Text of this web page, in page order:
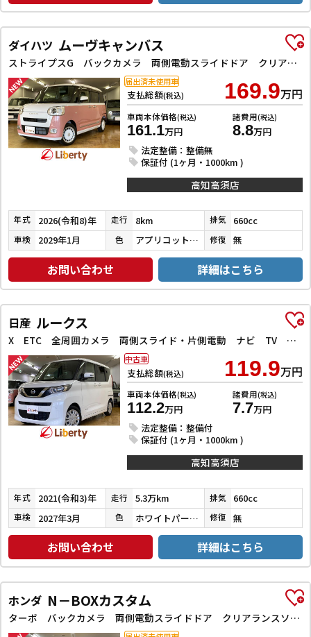
ダイハツ ムーヴキャンバス
ストライプスG バックカメラ 両側電動スライドドア クリアランスソナー 衝突被害軽減システム オートライト LEDヘッドランプ スマートキー アイドリングストップ 電動格納ミラー シートヒーター ベンチシート CVT
支払総額(税込) 169.9万円
車両本体価格(税込)
161.1万円
諸費用(税込)
8.8万円
法定整備：整備無
保証付 (1ヶ月・1000km )
届出済未使用車
高知高須店
年式 2026(令和8)年 走行 8km 排気 660cc
車検 2029年1月 色 アプリコットピンクメタリック／シャイニングホワイトパール 修復 無
お問い合わせ 詳細はこちら
日産 ルークス
X ETC 全周囲カメラ 両側スライド・片側電動 ナビ TV クリアランスソナー 衝突被害軽減システム オートライト スマートキー アイドリングストップ 電動格納ミラー ベンチシート CVT
支払総額(税込) 119.9万円
車両本体価格(税込)
112.2万円
諸費用(税込)
7.7万円
法定整備：整備付
保証付 (1ヶ月・1000km )
中古車
高知高須店
年式 2021(令和3)年 走行 5.3万km 排気 660cc
車検 2027年3月 色 ホワイトパール３コートパール 修復 無
お問い合わせ 詳細はこちら
ホンダ N－BOXカスタム
ターボ バックカメラ 両側電動スライドドア クリアランスソナー オートクルーズコントロール レーンアシスト 衝突被害軽減システム オートライト LEDヘッドランプ スマートキー アイドリングストップ